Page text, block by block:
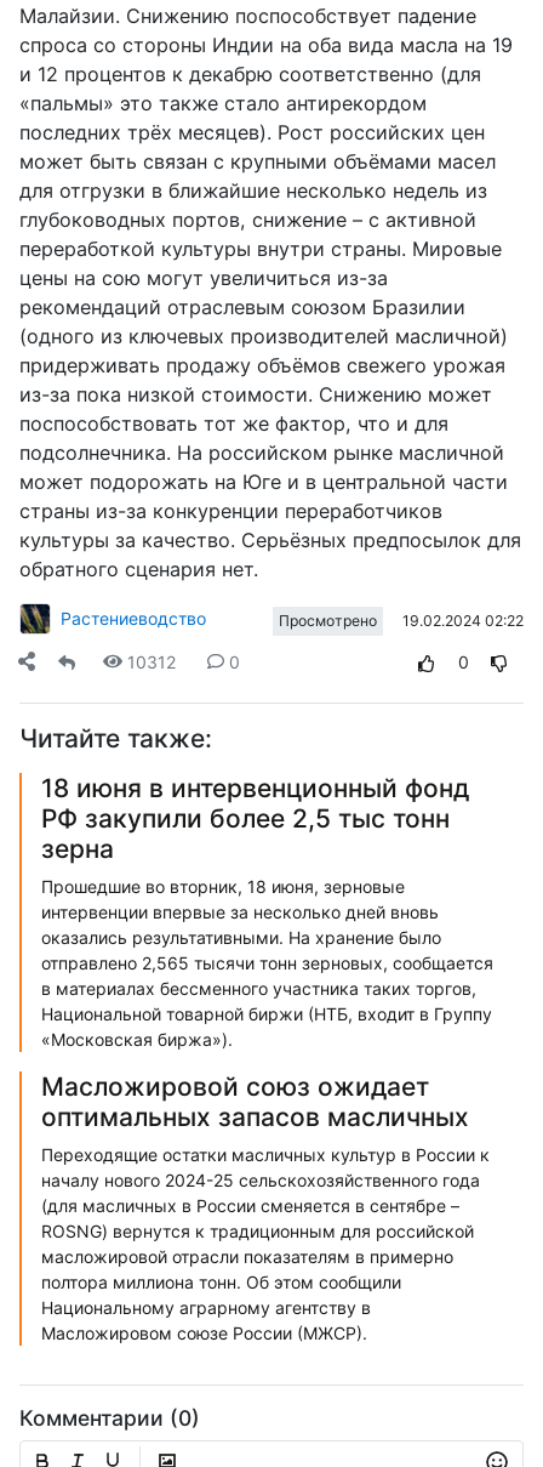
Малайзии. Снижению поспособствует падение
спроса со стороны Индии на оба вида масла на 19
и 12 процентов к декабрю соответственно (для
«пальмы» это также стало антирекордом
последних трёх месяцев). Рост российских цен
может быть связан с крупными объёмами масел
для отгрузки в ближайшие несколько недель из
глубоководных портов, снижение – с активной
переработкой культуры внутри страны. Мировые
цены на сою могут увеличиться из-за
рекомендаций отраслевым союзом Бразилии
(одного из ключевых производителей масличной)
придерживать продажу объёмов свежего урожая
из-за пока низкой стоимости. Снижению может
поспособствовать тот же фактор, что и для
подсолнечника. На российском рынке масличной
может подорожать на Юге и в центральной части
страны из-за конкуренции переработчиков
культуры за качество. Серьёзных предпосылок для
обратного сценария нет.
Растениеводство Просмотрено 19.02.2024 02:22
10312 0 0
Читайте также:
18 июня в интервенционный фонд
РФ закупили более 2,5 тыс тонн
зерна
Прошедшие во вторник, 18 июня, зерновые
интервенции впервые за несколько дней вновь
оказались результативными. На хранение было
отправлено 2,565 тысячи тонн зерновых, сообщается
в материалах бессменного участника таких торгов,
Национальной товарной биржи (НТБ, входит в Группу
«Московская биржа»).
Масложировой союз ожидает
оптимальных запасов масличных
Переходящие остатки масличных культур в России к
началу нового 2024-25 сельскохозяйственного года
(для масличных в России сменяется в сентябре –
ROSNG) вернутся к традиционным для российской
масложировой отрасли показателям в примерно
полтора миллиона тонн. Об этом сообщили
Национальному аграрному агентству в
Масложировом союзе России (МЖСР).
Комментарии (0)